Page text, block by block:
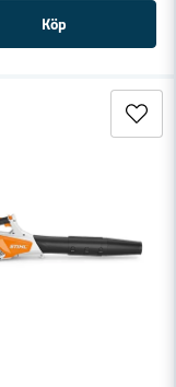
Köp